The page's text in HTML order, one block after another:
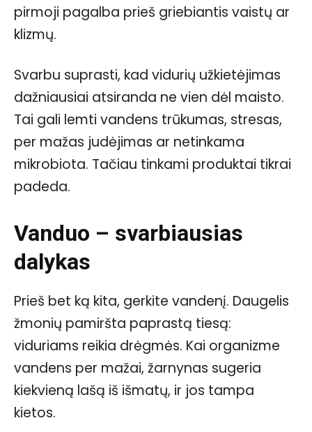
pirmoji pagalba prieš griebiantis vaistų ar
klizmų.
Svarbu suprasti, kad vidurių užkietėjimas
dažniausiai atsiranda ne vien dėl maisto.
Tai gali lemti vandens trūkumas, stresas,
per mažas judėjimas ar netinkama
mikrobiota. Tačiau tinkami produktai tikrai
padeda.
Vanduo – svarbiausias
dalykas
Prieš bet ką kita, gerkite vandenį. Daugelis
žmonių pamiršta paprastą tiesą:
viduriams reikia drėgmės. Kai organizme
vandens per mažai, žarnynas sugeria
kiekvieną lašą iš išmatų, ir jos tampa
kietos.